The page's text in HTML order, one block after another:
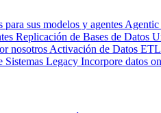
sus modelos y agentes Agentic
Replicación de Bases de Datos
nosotros Activación de Datos ETL
Sistemas Legacy Incorpore datos